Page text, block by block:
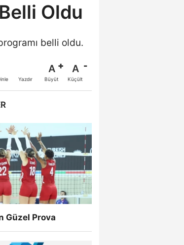
Oldu
belli oldu.
Yazdır
A
Büyüt
A
Küçült
Güzel Prova